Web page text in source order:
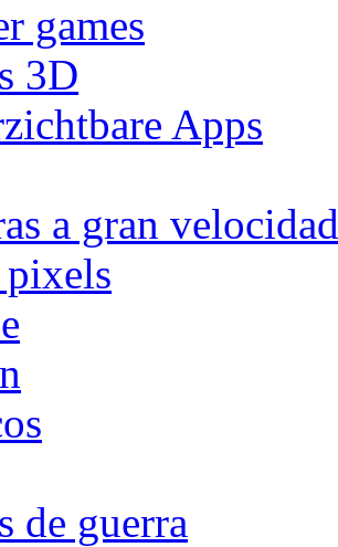
games
3D
Apps
a gran velocidad
de guerra